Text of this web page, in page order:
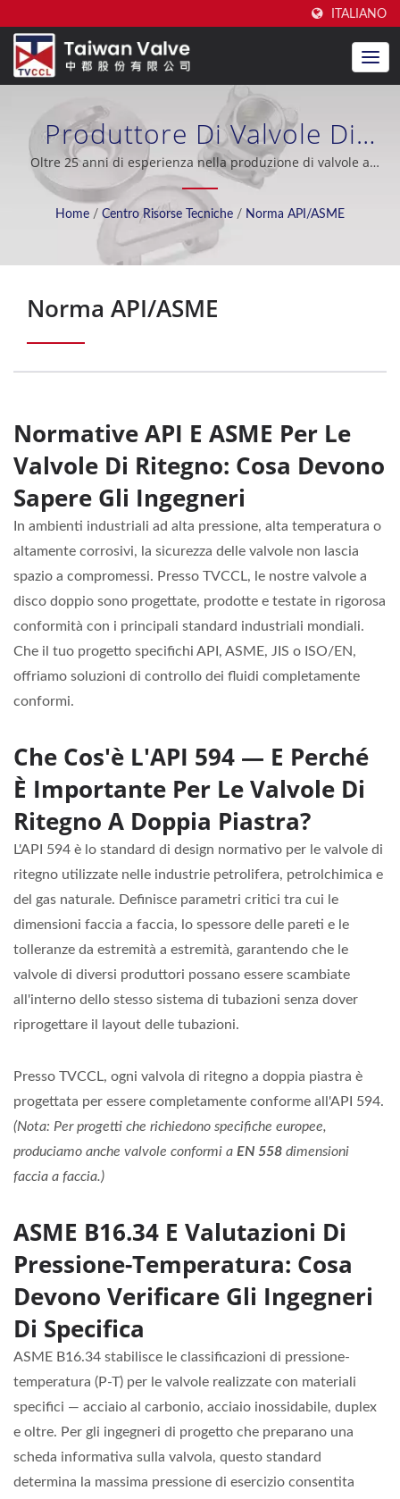
ITALIANO
Produttore Di Valvole Di
Ritegno A Doppia Piastra
Conforme Agli Standard API
/ ASME / CE Certificato Da
Oltre 20 Anni | Taiwan Valve
Centre Co., Ltd.
Oltre 25 anni di esperienza nella produzione di valvole a
disco doppio, eccellente supporto post-vendita, OEM / ODM,
industria petrolifera, costruzione navale, dissalazione
dell'acqua di mare, sistema di raffreddamento, industria
nucleare.
Home / Centro Risorse Tecniche / Norma API/ASME
Norma API/ASME
Normative API E ASME Per Le
Valvole Di Ritegno: Cosa Devono
Sapere Gli Ingegneri
In ambienti industriali ad alta pressione, alta temperatura o
altamente corrosivi, la sicurezza delle valvole non lascia
spazio a compromessi. Presso TVCCL, le nostre valvole a
disco doppio sono progettate, prodotte e testate in rigorosa
conformità con i principali standard industriali mondiali.
Che il tuo progetto specifichi API, ASME, JIS o ISO/EN,
offriamo soluzioni di controllo dei fluidi completamente
conformi.
Che Cos'è L'API 594 — E Perché
È Importante Per Le Valvole Di
Ritegno A Doppia Piastra?
L'API 594 è lo standard di design normativo per le valvole di
ritegno utilizzate nelle industrie petrolifera, petrolchimica e
del gas naturale. Definisce parametri critici tra cui le
dimensioni faccia a faccia, lo spessore delle pareti e le
tolleranze da estremità a estremità, garantendo che le
valvole di diversi produttori possano essere scambiate
all'interno dello stesso sistema di tubazioni senza dover
riprogettare il layout delle tubazioni.
Presso TVCCL, ogni valvola di ritegno a doppia piastra è
progettata per essere completamente conforme all'API 594.
(Nota: Per progetti che richiedono specifiche europee,
produciamo anche valvole conformi a EN 558 dimensioni
faccia a faccia.)
ASME B16.34 E Valutazioni Di
Pressione-Temperatura: Cosa
Devono Verificare Gli Ingegneri
Di Specifica
ASME B16.34 stabilisce le classificazioni di pressione-
temperatura (P-T) per le valvole realizzate con materiali
specifici — acciaio al carbonio, acciaio inossidabile, duplex
e oltre. Per gli ingegneri di progetto che preparano una
scheda informativa sulla valvola, questo standard
determina la massima pressione di esercizio consentita